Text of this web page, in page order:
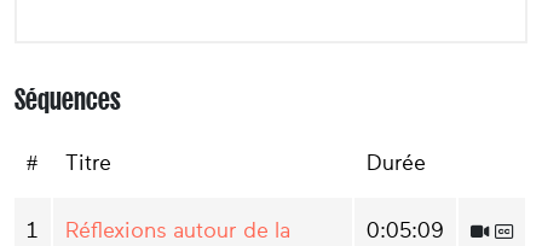
Séquences
# Titre Durée
1
Réflexions autour de la
0:05:09